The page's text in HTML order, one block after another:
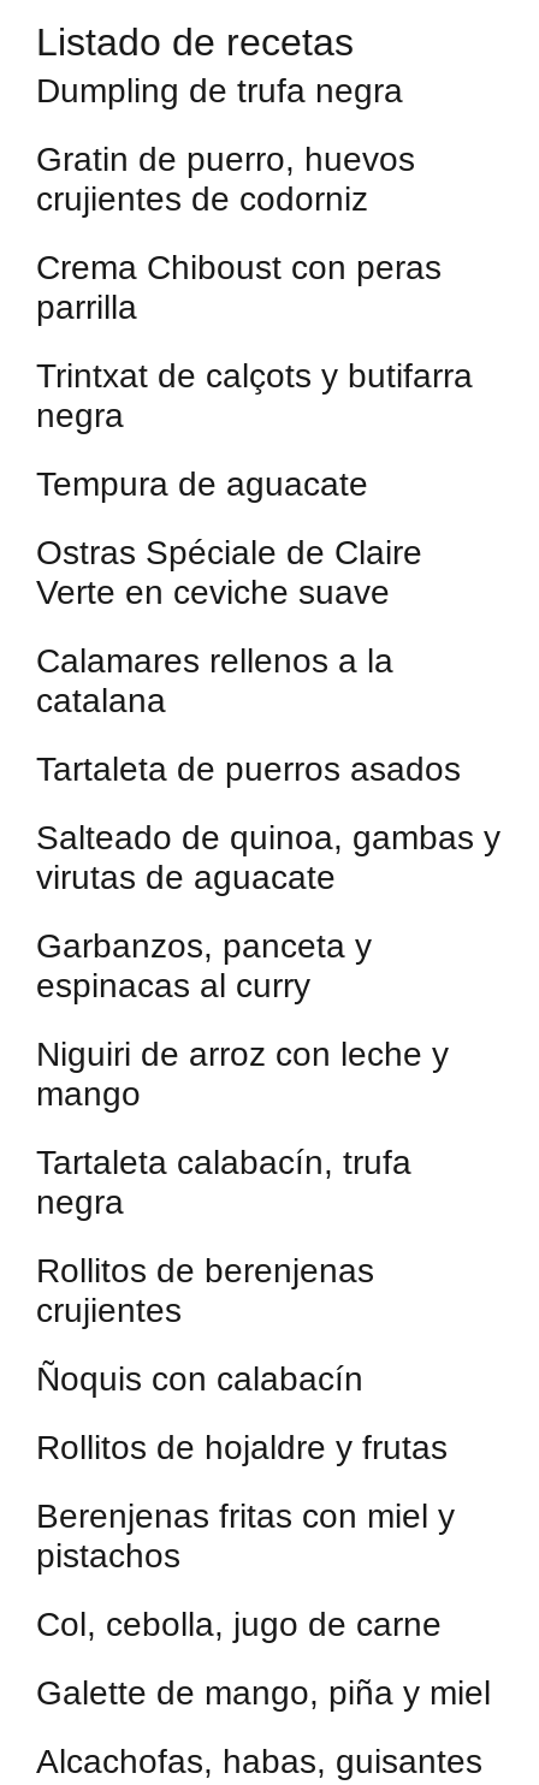
Listado de recetas
Dumpling de trufa negra
Gratin de puerro, huevos
crujientes de codorniz
Crema Chiboust con peras
parrilla
Trintxat de calçots y butifarra
negra
Tempura de aguacate
Ostras Spéciale de Claire
Verte en ceviche suave
Calamares rellenos a la
catalana
Tartaleta de puerros asados
Salteado de quinoa, gambas y
virutas de aguacate
Garbanzos, panceta y
espinacas al curry
Niguiri de arroz con leche y
mango
Tartaleta calabacín, trufa
negra
Rollitos de berenjenas
crujientes
Ñoquis con calabacín
Rollitos de hojaldre y frutas
Berenjenas fritas con miel y
pistachos
Col, cebolla, jugo de carne
Galette de mango, piña y miel
Alcachofas, habas, guisantes